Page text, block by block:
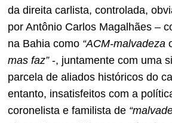
da direita carlista, controlada,
por Antônio Carlos Magalhães –
na Bahia como “ACM-malvadeza
mas faz”-, juntamente com uma
parcela de aliados históricos do
entanto, insatisfeitos com a
coronelista e familista de